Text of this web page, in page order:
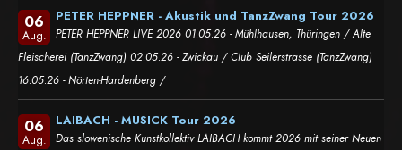
06
Aug.
PETER HEPPNER - Akustik und TanzZwang Tour 2026
PETER HEPPNER LIVE 2026 01.05.26 - Mühlhausen, Thüringen / Alte
Fleischerei (TanzZwang) 02.05.26 - Zwickau / Club Seilerstrasse (TanzZwang)
16.05.26 - Nörten-Hardenberg /
06
Aug.
LAIBACH - MUSICK Tour 2026
Das slowenische Kunstkollektiv LAIBACH kommt 2026 mit seiner Neuen